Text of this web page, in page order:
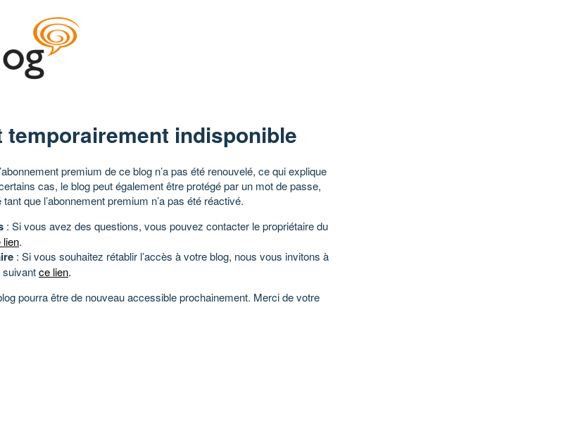
temporairement indisponible
premium de ce blog n’a pas été renouvelé, ce qui explique
cas, le blog peut également être protégé par un mot de passe,
que l’abonnement premium n’a pas été réactivé.
: Si vous avez des questions, vous pouvez contacter le propriétaire du
lien.
: Si vous souhaitez rétablir l’accès à votre blog, nous vous invitons à
suivantce lien.
pourra être de nouveau accessible prochainement. Merci de votre